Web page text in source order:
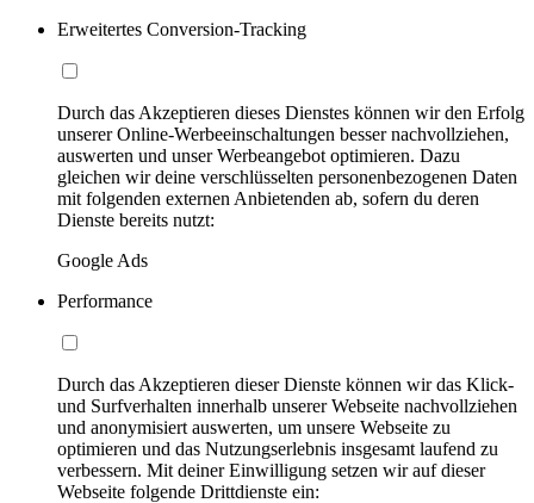
Erweitertes Conversion-Tracking
Durch das Akzeptieren dieses Dienstes können wir den Erfolg
unserer Online-Werbeeinschaltungen besser nachvollziehen,
auswerten und unser Werbeangebot optimieren. Dazu
gleichen wir deine verschlüsselten personenbezogenen Daten
mit folgenden externen Anbietenden ab, sofern du deren
Dienste bereits nutzt:
Google Ads
Performance
Durch das Akzeptieren dieser Dienste können wir das Klick-
und Surfverhalten innerhalb unserer Webseite nachvollziehen
und anonymisiert auswerten, um unsere Webseite zu
optimieren und das Nutzungserlebnis insgesamt laufend zu
verbessern. Mit deiner Einwilligung setzen wir auf dieser
Webseite folgende Drittdienste ein: